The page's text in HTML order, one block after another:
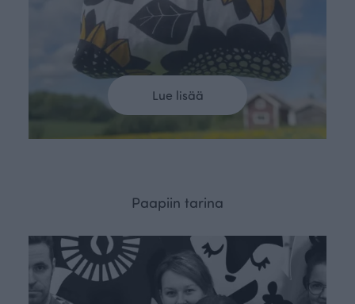
Lue lisää
Paapiin tarina